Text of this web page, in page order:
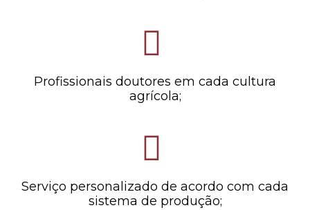
Profissionais doutores em cada cultura
agrícola;
Serviço personalizado de acordo com cada
sistema de produção;